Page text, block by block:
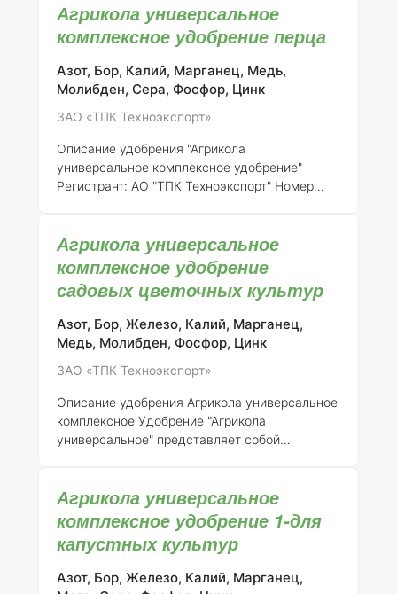
регистрации от 21.07.2015 № 718)Общее
Агрикола является универсальным
комплексным минеральным удобрением,
специально разработанным для обеспечения
полноценного питания растений, включая
применения на различных типах почв,
способствуя улучшению их структуры и
обеспечивая рас
Агрикола универсальное
комплексное удобрение перца
Азот, Бор, Калий, Марганец, Медь,
Молибден, Сера, Фосфор, Цинк
ЗАО «ТПК Техноэкспорт»
Описание удобрения "Агрикола
универсальное комплексное удобрение"
Регистрант: АО "ТПК Техноэкспорт" Номер
регистрации от 21.07.2015 № 718)Общее
Агрикола универсальное
комплексное удобрение представляет собой
сбалансированное минеральное удобрение,
разработанное для удовлетворения
потребностей различных
сельскохозяйственных культур, включая
овощные, плодовые и декоративные растения.
роста и
Агрикола универсальное
комплексное удобрение
садовых цветочных культур
Азот, Бор, Железо, Калий, Марганец,
Медь, Молибден, Фосфор, Цинк
ЗАО «ТПК Техноэкспорт»
Описание удобрения Агрикола универсальное
комплексноеУдобрение "Агрикола
универсальное" представляет собой
зарегистрировано под номером 046-10-3205-
1 в АО "ТПК Техноэкспорт" и является заменой
ранее выданного свидетельства о
государственной регистрации от 21.07.2015 №
718.
Состав и концентрация элементов
"Универсальное" удобрение содержит
Агрикола универсальное
комплексное удобрение 1-для
капустных культур
Азот, Бор, Железо, Калий, Марганец,